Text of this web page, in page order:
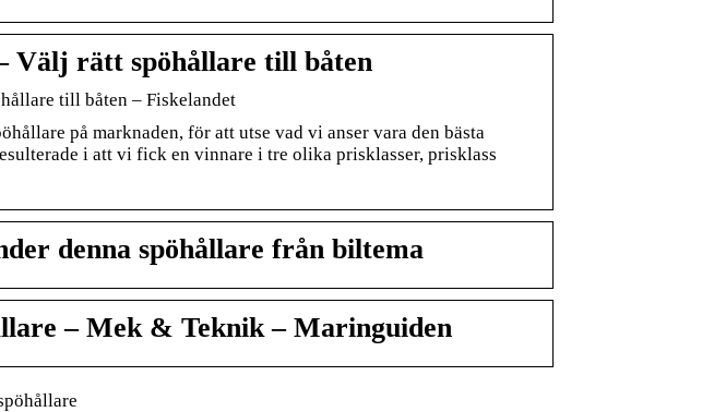
Välj rätt spöhållare till båten
till båten – Fiskelandet
på marknaden, för att utse vad vi anser vara den bästa
i att vi fick en vinnare i tre olika prisklasser, prisklass
denna spöhållare från biltema
– Mek & Teknik – Maringuiden